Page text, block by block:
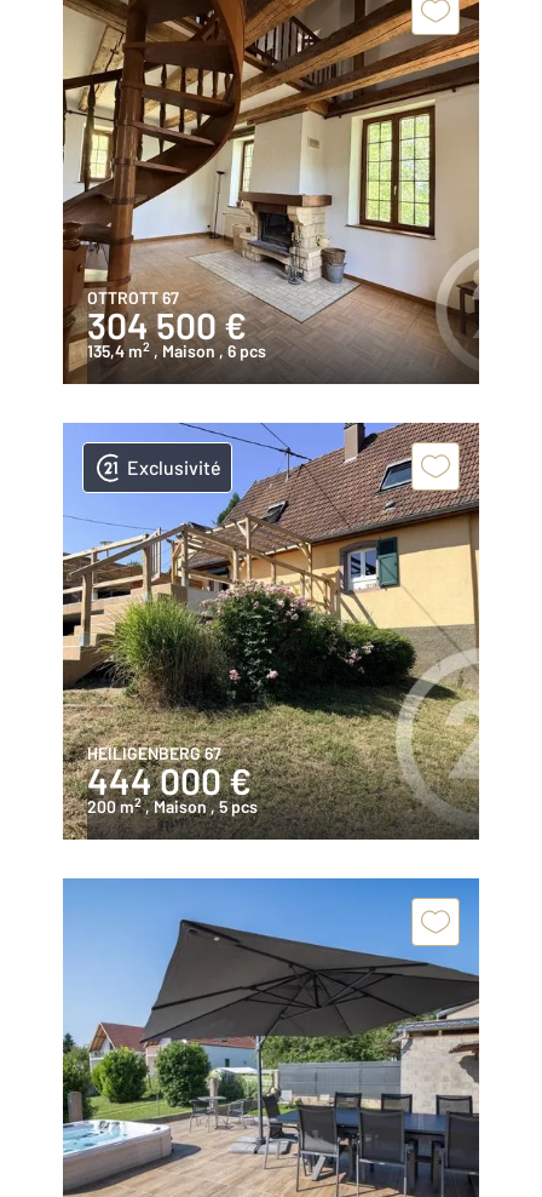
OTTROTT 67
304 500 €
135,4 m2 , Maison , 6 pcs
Exclusivité
HEILIGENBERG 67
444 000 €
200 m2 , Maison, 5 pcs